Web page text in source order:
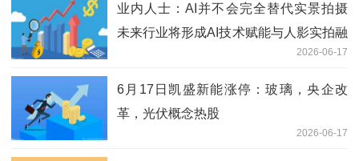
业内人士：AI并不会完全替代实景拍摄
未来行业将形成AI技术赋能与人影实拍融
2026-06-17
6月17日凯盛新能涨停：玻璃，央企改
革，光伏概念热股
2026-06-17